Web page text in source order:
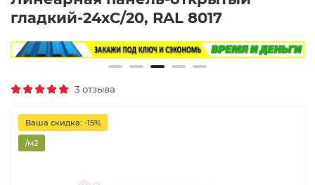
гладкий-24хС/20, RAL 8017
3 отзыва
Ваша скидка: -15%
/м2